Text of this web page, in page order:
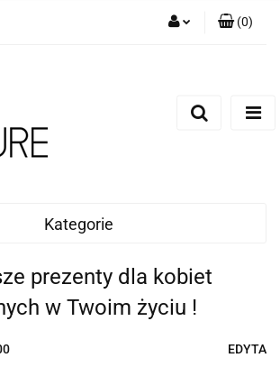
(0)
Kategorie
prezenty dla kobiet
w Twoim życiu !
EDYTA